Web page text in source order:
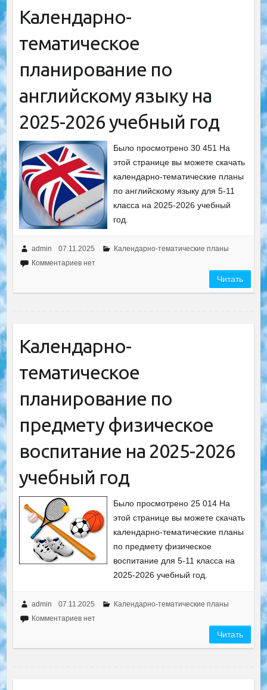
Календарно-
тематическое
планирование по
английскому языку на
2025-2026 учебный год
Было просмотрено 30 451 На
этой странице вы можете скачать
календарно-тематические планы
по английскому языку для 5-11
класса на 2025-2026 учебный
год.
admin 07.11.2025
Календарно-тематические планы
Комментариев нет
Читать
Календарно-
тематическое
планирование по
предмету физическое
воспитание на 2025-2026
учебный год
Было просмотрено 25 014 На
этой странице вы можете скачать
календарно-тематические планы
по предмету физическое
воспитание для 5-11 класса на
2025-2026 учебный год.
admin 07.11.2025
Календарно-тематические планы
Комментариев нет
Читать